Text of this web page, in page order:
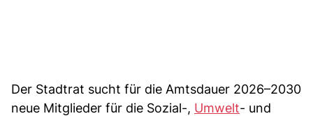
Der Stadtrat sucht für die Amtsdauer 2026–2030
neue Mitglieder für die Sozial-, Umwelt- und